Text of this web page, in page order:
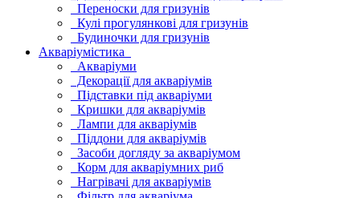
Переноски для гризунів
Кулі прогулянкові для гризунів
Будиночки для гризунів
Акваріумістика
Акваріуми
Декорації для акваріумів
Підставки під акваріуми
Кришки для акваріумів
Лампи для акваріумів
Піддони для акваріумів
Засоби догляду за акваріумом
Корм для акваріумних риб
Нагрівачі для акваріумів